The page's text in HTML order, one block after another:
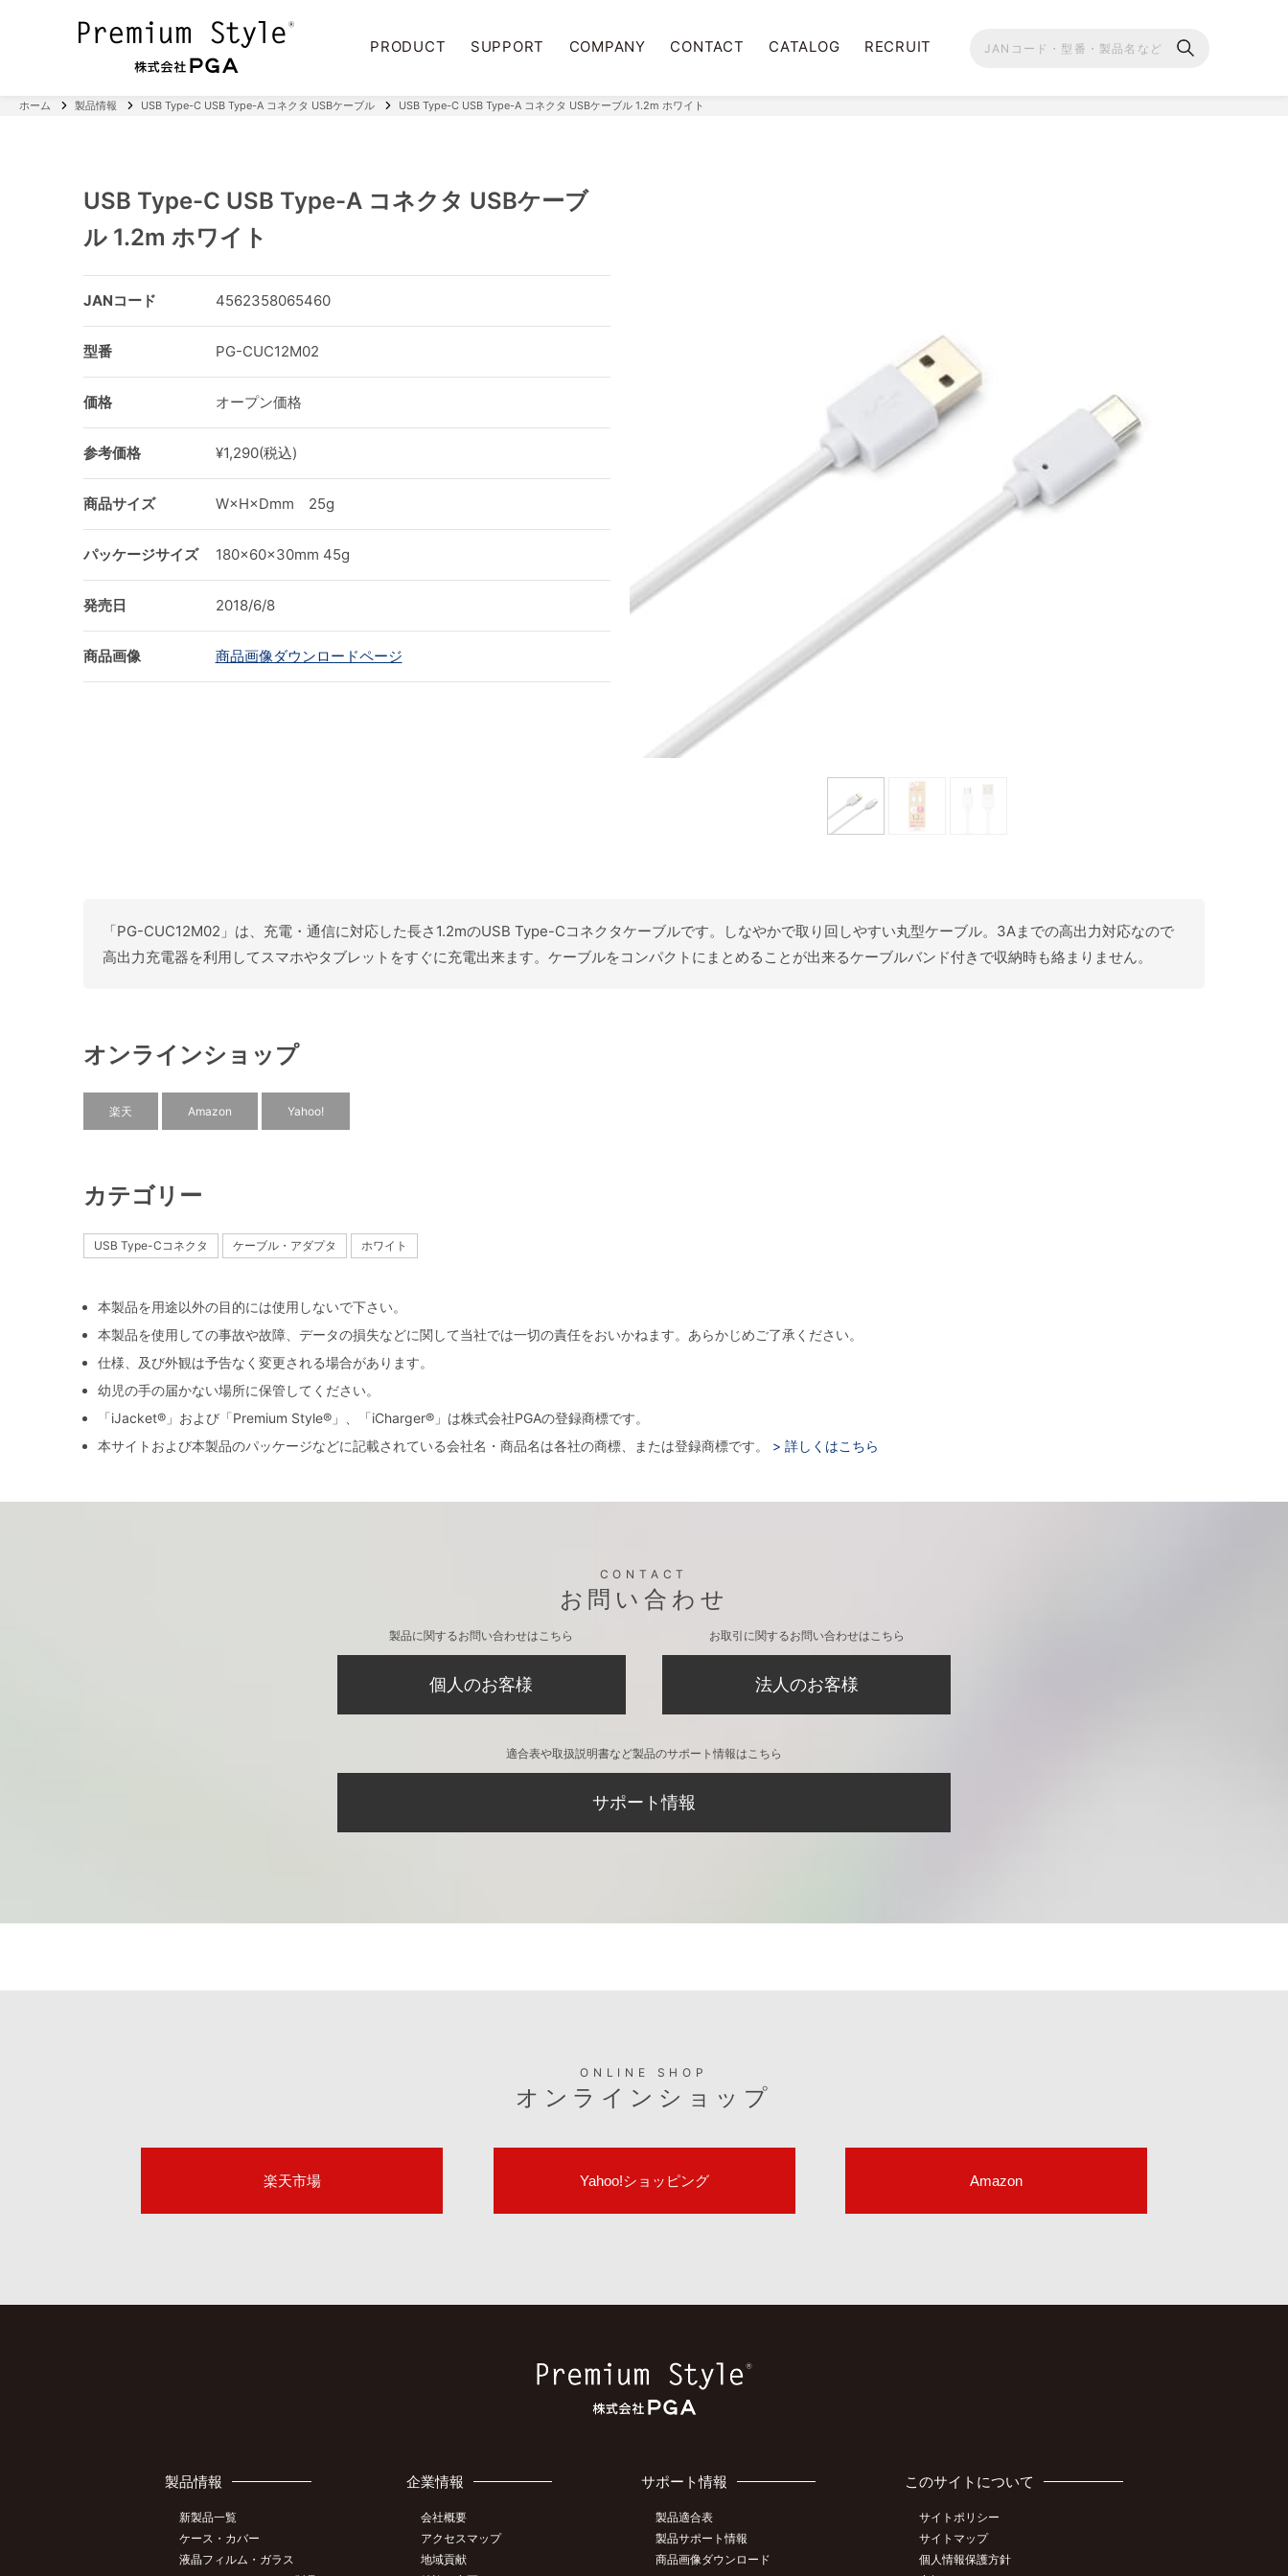
PRODUCT SUPPORT COMPANY CONTACT CATALOG RECRUIT
ホーム 製品情報 USB Type-C USB Type-A コネクタ USBケーブル USB Type-C USB Type-A コネクタ USBケーブル 1.2m ホワイト
USB Type-C USB Type-A コネクタ USBケーブ
ル 1.2m ホワイト
JANコード 4562358065460
型番 PG-CUC12M02
価格 オープン価格
参考価格 ¥1,290(税込)
商品サイズ W×H×Dmm 25g
パッケージサイズ 180×60×30mm 45g
発売日 2018/6/8
商品画像 商品画像ダウンロードページ
「PG-CUC12M02」は、充電・通信に対応した長さ1.2mのUSB Type-Cコネクタケーブルです。しなやかで取り回しやすい丸型ケーブル。3Aまでの高出力対応なので
高出力充電器を利用してスマホやタブレットをすぐに充電出来ます。ケーブルをコンパクトにまとめることが出来るケーブルバンド付きで収納時も絡まりません。
オンラインショップ
楽天 Amazon Yahoo!
カテゴリー
USB Type-Cコネクタ ケーブル・アダプタ ホワイト
本製品を用途以外の目的には使用しないで下さい。
本製品を使用しての事故や故障、データの損失などに関して当社では一切の責任をおいかねます。あらかじめご了承ください。
仕様、及び外観は予告なく変更される場合があります。
幼児の手の届かない場所に保管してください。
「iJacket®」および「Premium Style®」、「iCharger®」は株式会社PGAの登録商標です。
本サイトおよび本製品のパッケージなどに記載されている会社名・商品名は各社の商標、または登録商標です。
> 詳しくはこちら
CONTACT
お問い合わせ
製品に関するお問い合わせはこちら
個人のお客様
お取引に関するお問い合わせはこちら
法人のお客様
適合表や取扱説明書など製品のサポート情報はこちら
サポート情報
ONLINE SHOP
オンラインショップ
楽天市場 Yahoo!ショッピング Amazon
製品情報
新製品一覧
ケース・カバー
液晶フィルム・ガラス
企業情報
会社概要
アクセスマップ
地域貢献
サポート情報
製品適合表
製品サポート情報
商品画像ダウンロード
このサイトについて
サイトポリシー
サイトマップ
個人情報保護方針